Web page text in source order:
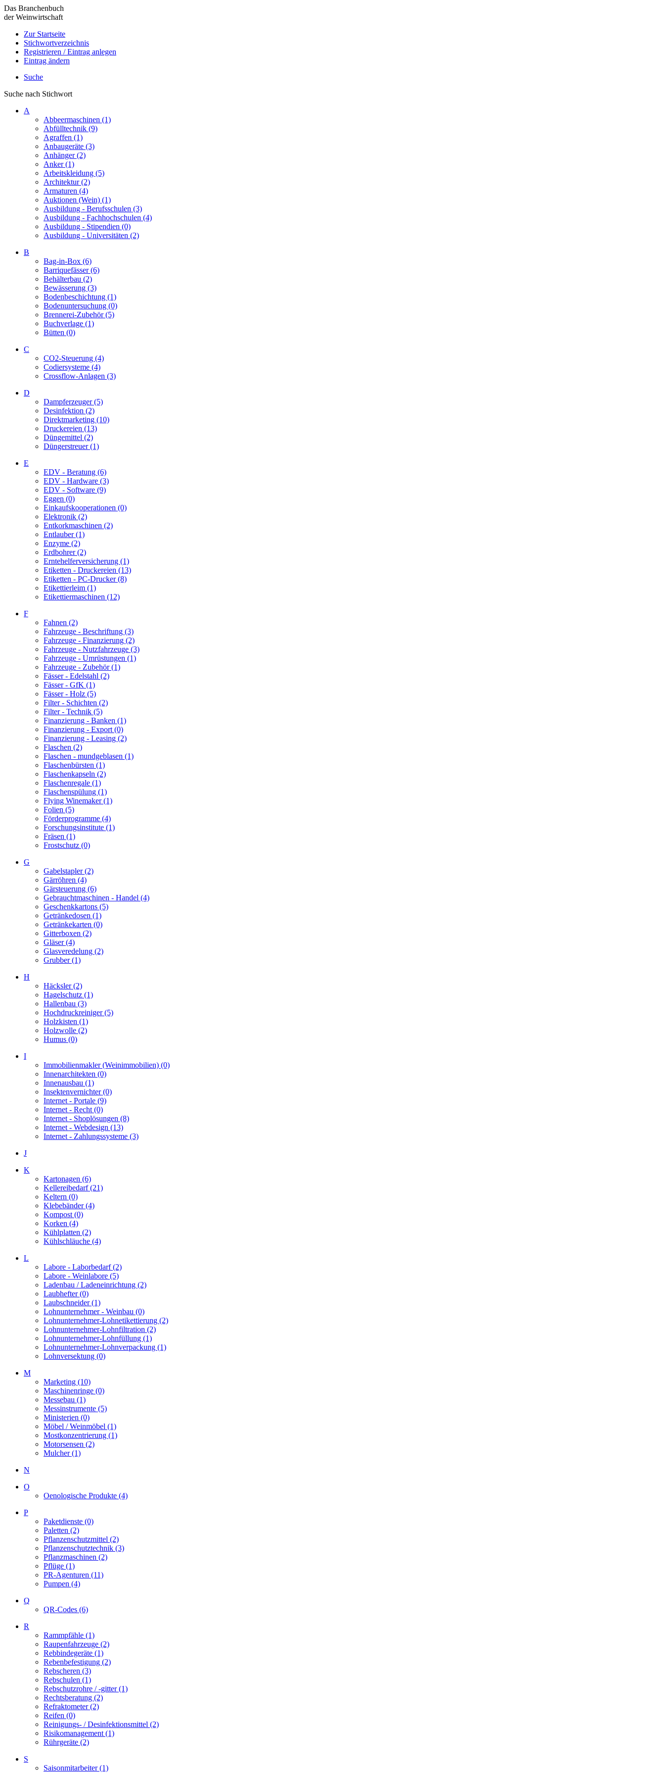
Das Branchenbuch
der Weinwirtschaft
Zur Startseite
Stichwortverzeichnis
Registrieren / Eintrag anlegen
Eintrag ändern
Suche
Suche nach Stichwort
A
Abbeermaschinen (1)
Abfülltechnik (9)
Agraffen (1)
Anbaugeräte (3)
Anhänger (2)
Anker (1)
Arbeitskleidung (5)
Architektur (2)
Armaturen (4)
Auktionen (Wein) (1)
Ausbildung - Berufsschulen (3)
Ausbildung - Fachhochschulen (4)
Ausbildung - Stipendien (0)
Ausbildung - Universitäten (2)
B
Bag-in-Box (6)
Barriquefässer (6)
Behälterbau (2)
Bewässerung (3)
Bodenbeschichtung (1)
Bodenuntersuchung (0)
Brennerei-Zubehör (5)
Buchverlage (1)
Bütten (0)
C
CO2-Steuerung (4)
Codiersysteme (4)
Crossflow-Anlagen (3)
D
Dampferzeuger (5)
Desinfektion (2)
Direktmarketing (10)
Druckereien (13)
Düngemittel (2)
Düngerstreuer (1)
E
EDV - Beratung (6)
EDV - Hardware (3)
EDV - Software (9)
Eggen (0)
Einkaufskooperationen (0)
Elektronik (2)
Entkorkmaschinen (2)
Entlauber (1)
Enzyme (2)
Erdbohrer (2)
Erntehelferversicherung (1)
Etiketten - Druckereien (13)
Etiketten - PC-Drucker (8)
Etikettierleim (1)
Etikettiermaschinen (12)
F
Fahnen (2)
Fahrzeuge - Beschriftung (3)
Fahrzeuge - Finanzierung (2)
Fahrzeuge - Nutzfahrzeuge (3)
Fahrzeuge - Umrüstungen (1)
Fahrzeuge - Zubehör (1)
Fässer - Edelstahl (2)
Fässer - GfK (1)
Fässer - Holz (5)
Filter - Schichten (2)
Filter - Technik (5)
Finanzierung - Banken (1)
Finanzierung - Export (0)
Finanzierung - Leasing (2)
Flaschen (2)
Flaschen - mundgeblasen (1)
Flaschenbürsten (1)
Flaschenkapseln (2)
Flaschenregale (1)
Flaschenspülung (1)
Flying Winemaker (1)
Folien (5)
Förderprogramme (4)
Forschungsinstitute (1)
Fräsen (1)
Frostschutz (0)
G
Gabelstapler (2)
Gärröhren (4)
Gärsteuerung (6)
Gebrauchtmaschinen - Handel (4)
Geschenkkartons (5)
Getränkedosen (1)
Getränkekarten (0)
Gitterboxen (2)
Gläser (4)
Glasveredelung (2)
Grubber (1)
H
Häcksler (2)
Hagelschutz (1)
Hallenbau (3)
Hochdruckreiniger (5)
Holzkisten (1)
Holzwolle (2)
Humus (0)
I
Immobilienmakler (Weinimmobilien) (0)
Innenarchitekten (0)
Innenausbau (1)
Insektenvernichter (0)
Internet - Portale (9)
Internet - Recht (0)
Internet - Shoplösungen (8)
Internet - Webdesign (13)
Internet - Zahlungssysteme (3)
J
K
Kartonagen (6)
Kellereibedarf (21)
Keltern (0)
Klebebänder (4)
Kompost (0)
Korken (4)
Kühlplatten (2)
Kühlschläuche (4)
L
Labore - Laborbedarf (2)
Labore - Weinlabore (5)
Ladenbau / Ladeneinrichtung (2)
Laubhefter (0)
Laubschneider (1)
Lohnunternehmer - Weinbau (0)
Lohnunternehmer-Lohnetikettierung (2)
Lohnunternehmer-Lohnfiltration (2)
Lohnunternehmer-Lohnfüllung (1)
Lohnunternehmer-Lohnverpackung (1)
Lohnversektung (0)
M
Marketing (10)
Maschinenringe (0)
Messebau (1)
Messinstrumente (5)
Ministerien (0)
Möbel / Weinmöbel (1)
Mostkonzentrierung (1)
Motorsensen (2)
Mulcher (1)
N
O
Oenologische Produkte (4)
P
Paketdienste (0)
Paletten (2)
Pflanzenschutzmittel (2)
Pflanzenschutztechnik (3)
Pflanzmaschinen (2)
Pflüge (1)
PR-Agenturen (11)
Pumpen (4)
Q
QR-Codes (6)
R
Rammpfähle (1)
Raupenfahrzeuge (2)
Rebbindegeräte (1)
Rebenbefestigung (2)
Rebscheren (3)
Rebschulen (1)
Rebschutzrohre / -gitter (1)
Rechtsberatung (2)
Refraktometer (2)
Reifen (0)
Reinigungs- / Desinfektionsmittel (2)
Risikomanagement (1)
Rührgeräte (2)
S
Saisonmitarbeiter (1)